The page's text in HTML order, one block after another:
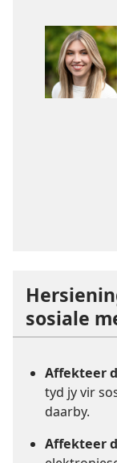
sosiale
Affekteer
tyd jy vir
daarby.
Affekteer